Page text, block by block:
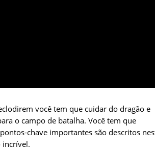
você tem que cuidar do dragão e
o campo de batalha. Você tem que
chave importantes são descritos
incrível.